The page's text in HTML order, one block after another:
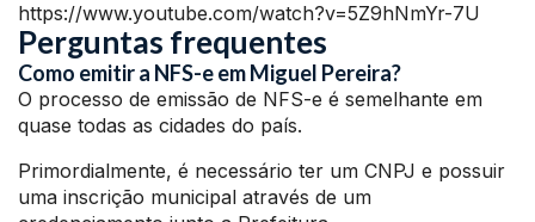
https://www.youtube.com/watch?v=5Z9hNmYr-7U
Perguntas frequentes
Como emitir a NFS-e em Miguel Pereira?
O processo de emissão de NFS-e é semelhante em
quase todas as cidades do país.
Primordialmente, é necessário ter um CNPJ e possuir
uma inscrição municipal através de um